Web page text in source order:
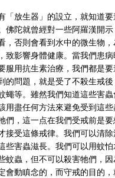
「放生器」的設立，就知道
佛陀就曾經對一些阿羅漢開
，否則會看到水中的微生物
致影響身體健康。當我們患
服用抗生素治療，我們都是
的問題，就是受了不殺生戒
蠅等。雖然我們知道這些害蟲
用盡任何方法來避免受到這些
們，這一点在我們受戒前是
接受這條戒律。我們可以清
些害蟲滋長。我們可以用蚊
蚊蟲，但不可以殺害牠們，
會動瞋念的，而守戒的目的